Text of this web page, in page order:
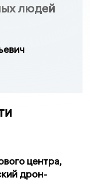
людей
центра,
дрон-